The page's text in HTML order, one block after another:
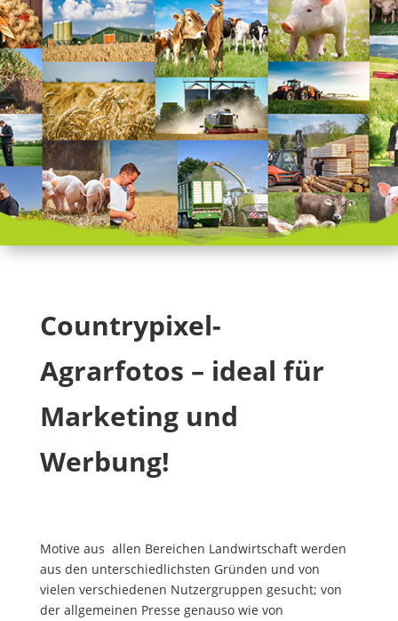
Countrypixel-
Agrarfotos – ideal für
Marketing und
Werbung!
Motive aus allen Bereichen Landwirtschaft werden
aus den unterschiedlichsten Gründen und von
vielen verschiedenen Nutzergruppen gesucht; von
der allgemeinen Presse genauso wie von